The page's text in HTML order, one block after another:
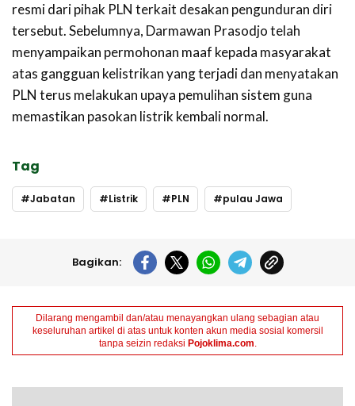
resmi dari pihak PLN terkait desakan pengunduran diri
tersebut. Sebelumnya, Darmawan Prasodjo telah
menyampaikan permohonan maaf kepada masyarakat
atas gangguan kelistrikan yang terjadi dan menyatakan
PLN terus melakukan upaya pemulihan sistem guna
memastikan pasokan listrik kembali normal.
Tag
Jabatan Listrik PLN pulau Jawa
Bagikan:
Dilarang mengambil dan/atau menayangkan ulang sebagian atau
keseluruhan artikel di atas untuk konten akun media sosial komersil
tanpa seizin redaksi Pojoklima.com.